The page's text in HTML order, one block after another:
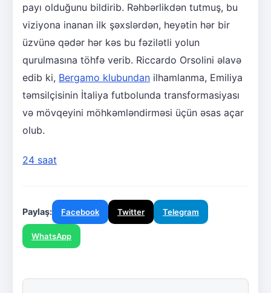
payı olduğunu bildirib. Rəhbərlikdən tutmuş, bu
viziyona inanan ilk şəxslərdən, heyətin hər bir
üzvünə qədər hər kəs bu fəzilətli yolun
qurulmasına töhfə verib. Riccardo Orsolini əlavə
edib ki, Bergamo klubundan ilhamlanma, Emiliya
təmsilçisinin İtaliya futbolunda transformasiyası
və mövqeyini möhkəmləndirməsi üçün əsas açar
olub.
24 saat
Paylaş: Facebook Twitter Telegram
WhatsApp